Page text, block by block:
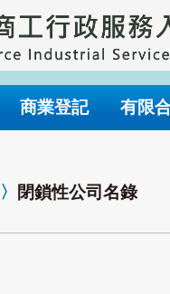
商業登記 有限
〉 閉鎖性公司名錄